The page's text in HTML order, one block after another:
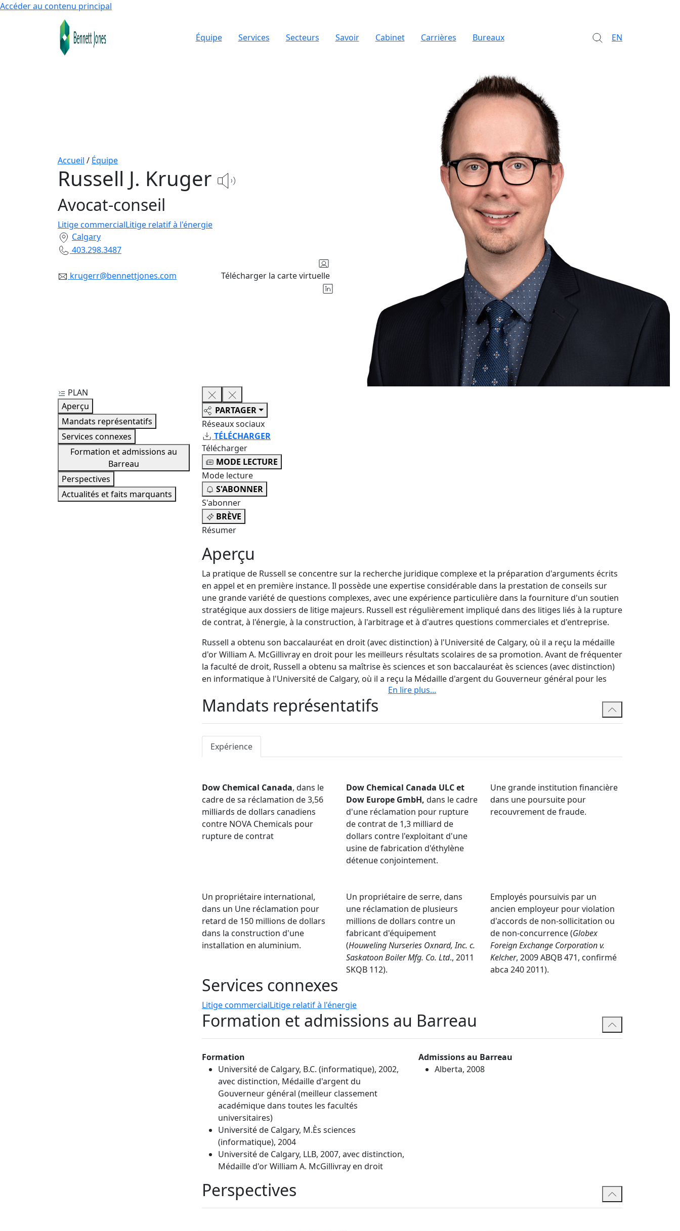
Accéder au contenu principal
Équipe Services Secteurs Savoir Cabinet Carrières Bureaux EN
Accueil / Équipe
Russell J. Kruger
Avocat-conseil
Litige commercialLitige relatif à l'énergie
Calgary
403.298.3487
krugerr@bennettjones.com Télécharger la carte virtuelle
PLAN
Aperçu
Mandats représentatifs
Services connexes
Formation et admissions au
Barreau
Perspectives
Actualités et faits marquants
PARTAGER
Réseaux sociaux
TÉLÉCHARGER
Télécharger
MODE LECTURE
Mode lecture
S'ABONNER
S'abonner
BRÈVE
Résumer
Aperçu
La pratique de Russell se concentre sur la recherche juridique complexe et la préparation d'arguments écrits
en appel et en première instance. Il possède une expertise considérable dans la prestation de conseils sur
une grande variété de questions complexes, avec une expérience particulière dans la fourniture d'un soutien
stratégique aux dossiers de litige majeurs. Russell est régulièrement impliqué dans des litiges liés à la rupture
de contrat, à l'énergie, à la construction, à l'arbitrage et à d'autres questions commerciales et d'entreprise.
Russell a obtenu son baccalauréat en droit (avec distinction) à l'Université de Calgary, où il a reçu la médaille
d'or William A. McGillivray en droit pour les meilleurs résultats scolaires de sa promotion. Avant de fréquenter
la faculté de droit, Russell a obtenu sa maîtrise ès sciences et son baccalauréat ès sciences (avec distinction)
en informatique à l'Université de Calgary, où il a reçu la Médaille d'argent du Gouverneur général pour les
meilleurs résultats scolaires dans toutes les facultés universitaires au premier cycle. Auparavant, Russell a
reçu la Médaille de bronze du Gouverneur général pour avoir obtenu les meilleurs résultats scolaires au
niveau secondaire.
En lire plus...
Mandats représentatifs
Expérience
Dow Chemical Canada, dans le
cadre de sa réclamation de 3,56
milliards de dollars canadiens
contre NOVA Chemicals pour
rupture de contrat
Dow Chemical Canada ULC et
Dow Europe GmbH, dans le cadre
d'une réclamation pour rupture
de contrat de 1,3 milliard de
dollars contre l'exploitant d'une
usine de fabrication d'éthylène
détenue conjointement.
Une grande institution financière
dans une poursuite pour
recouvrement de fraude.
Un propriétaire international,
dans un Une réclamation pour
retard de 150 millions de dollars
dans la construction d'une
installation en aluminium.
Un propriétaire de serre, dans
une réclamation de plusieurs
millions de dollars contre un
fabricant d'équipement
(Houweling Nurseries Oxnard, Inc. c.
Saskatoon Boiler Mfg. Co. Ltd., 2011
SKQB 112).
Employés poursuivis par un
ancien employeur pour violation
d'accords de non-sollicitation ou
de non-concurrence (Globex
Foreign Exchange Corporation v.
Kelcher, 2009 ABQB 471, confirmé
abca 240 2011).
Services connexes
Litige commercialLitige relatif à l'énergie
Formation et admissions au Barreau
Formation
Université de Calgary, B.C. (informatique), 2002,
avec distinction, Médaille d'argent du
Gouverneur général (meilleur classement
académique dans toutes les facultés
universitaires)
Université de Calgary, M.Ès sciences
(informatique), 2004
Université de Calgary, LLB, 2007, avec distinction,
Médaille d'or William A. McGillivray en droit
Admissions au Barreau
Alberta, 2008
Perspectives